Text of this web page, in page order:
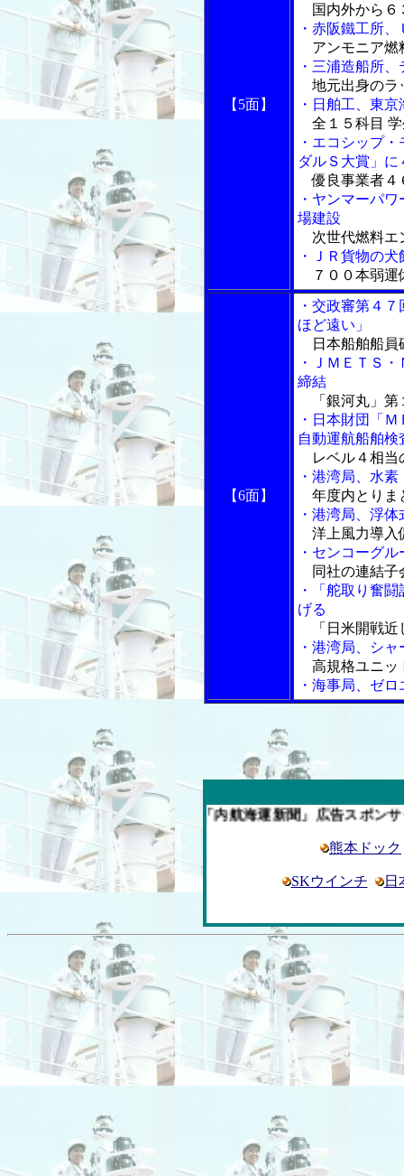
【5面】
国内外から６
・赤阪鐵工所
アンモニア燃
・三浦造船所
地元出身のラ
・日舶工、東
全１５科目 学
・エコシップ
ダルＳ大賞」に
優良事業者４
・ヤンマーパ
場建設
次世代燃料エ
・ＪＲ貨物の
７００本弱運
【6面】
・交政審第４
ほど遠い」
日本船舶船員
・ＪＭＥＴＳ
締結
「銀河丸」第
・日本財団「
自動運航船舶検
レベル４相当
・港湾局、水
年度内とりま
・港湾局、浮
洋上風力導入
・センコーグ
同社の連結子
・「舵取り奮
げる
「日米開戦近
・港湾局、シ
高規格ユニッ
・海事局、ゼ
今週の「内航海運新聞」広告スポンサー企業
熊本ドック
SKウインチ 日